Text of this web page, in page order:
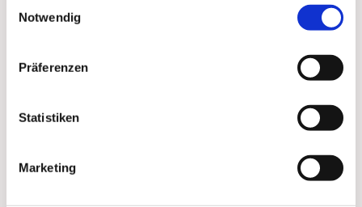
Notwendig
Präferenzen
Statistiken
Marketing